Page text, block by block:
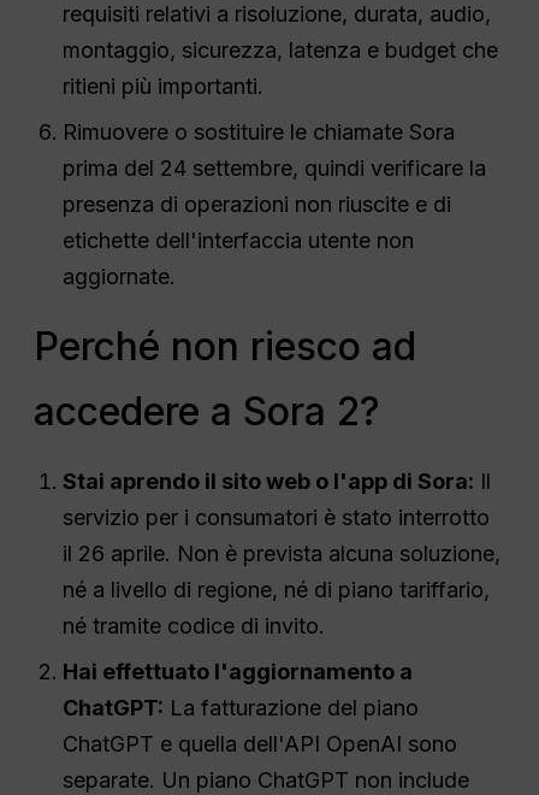
requisiti relativi a risoluzione, durata, audio,
montaggio, sicurezza, latenza e budget che
ritieni più importanti.
Rimuovere o sostituire le chiamate Sora
prima del 24 settembre, quindi verificare la
presenza di operazioni non riuscite e di
etichette dell'interfaccia utente non
aggiornate.
Perché non riesco ad
accedere a Sora 2?
Stai aprendo il sito web o l'app di Sora: Il
servizio per i consumatori è stato interrotto
il 26 aprile. Non è prevista alcuna soluzione,
né a livello di regione, né di piano tariffario,
né tramite codice di invito.
Hai effettuato l'aggiornamento a
ChatGPT: La fatturazione del piano
ChatGPT e quella dell'API OpenAI sono
separate. Un piano ChatGPT non include